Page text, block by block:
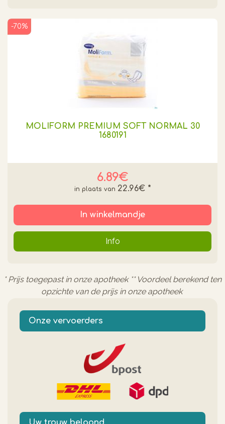
MOLIFORM PREMIUM SOFT NORMAL 30
1680191
6.89€
-70%
22.96€ *
In winkelmandje
Info
* Prijs toegepast in onze apotheek ** Voordeel berekend ten
opzichte van de prijs in onze apotheek
Onze vervoerders